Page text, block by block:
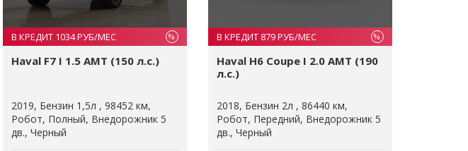
В КРЕДИТ 1034 РУБ/МЕС %
Haval F7 I 1.5 AMT (150 л.с.)
2019 Бензин 1,5л
98452 км
Робот Полный Внедорожник 5
дв. Черный
В КРЕДИТ 879 РУБ/МЕС %
Haval H6 Coupe I 2.0 AMT (190
л.с.)
2018 Бензин 2л
86440 км
Робот Передний Внедорожник 5
дв. Черный